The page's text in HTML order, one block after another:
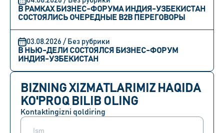
В РАМКАХ БИЗНЕС-ФОРУМА ИНДИЯ-УЗБЕКИСТАН
СОСТОЯЛИСЬ ОЧЕРЕДНЫЕ B2B ПЕРЕГОВОРЫ
03.08.2026 / Без рубрики
В НЬЮ-ДЕЛИ СОСТОЯЛСЯ БИЗНЕС-ФОРУМ
ИНДИЯ-УЗБЕКИСТАН
BIZNING XIZMATLARIMIZ HAQIDA
KO'PROQ BILIB OLING
Kontaktingizni qoldiring